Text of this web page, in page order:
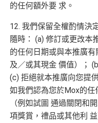
的任何額外要 求。
12. 我們保留全權酌情決
隨時： (a) 修訂或更改本
的任何日期或與本推廣
及／或其現金 價值）；
(c) 拒絕就本推廣向您提
如我們認為您於Mox的
（例如試圖 通過關閉和
項獎賞，禮品或其他利